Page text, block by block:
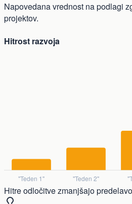
Napovedana vrednost na podlagi
projektov.
Hitrost razvoja
Hitre odločitve zmanjšajo